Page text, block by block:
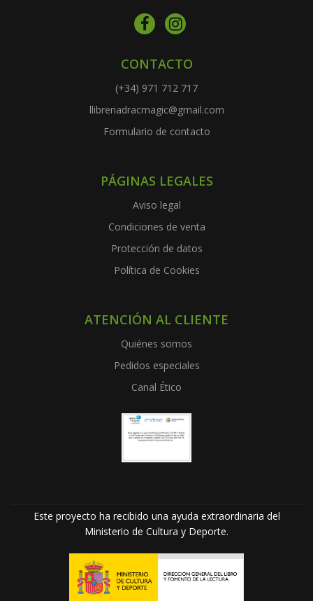
CONTACTO
(+34) 971 712 717
llibreriadracmagic@gmail.com
Formulario de contacto
PÁGINAS LEGALES
Aviso legal
Condiciones de venta
Protección de datos
Política de Cookies
ATENCIÓN AL CLIENTE
Quiénes somos
Pedidos especiales
Canal Ético
Este proyecto ha recibido una ayuda extraordinaria del
Ministerio de Cultura y Deporte.